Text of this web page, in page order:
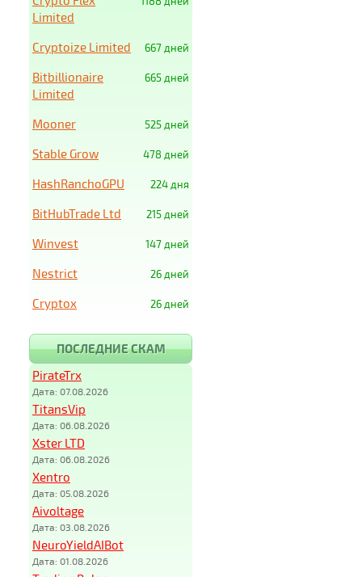
Limited
667 дней
Cryptoize Limited
665 дней
Bitbillionaire
Limited
525 дней
Mooner
478 дней
Stable Grow
224 дня
HashRanchoGPU
215 дней
BitHubTrade Ltd
147 дней
Winvest
26 дней
Nestrict
26 дней
Cryptox
ПОСЛЕДНИЕ СКАМ
PirateTrx
Дата: 07.08.2026
TitansVip
Дата: 06.08.2026
Xster LTD
Дата: 06.08.2026
Xentro
Дата: 05.08.2026
Aivoltage
Дата: 03.08.2026
NeuroYieldAIBot
Дата: 01.08.2026